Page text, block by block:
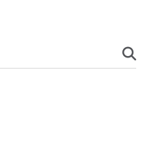
Rubens Chiri /